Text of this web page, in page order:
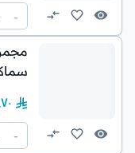
-
سماكة 10
-